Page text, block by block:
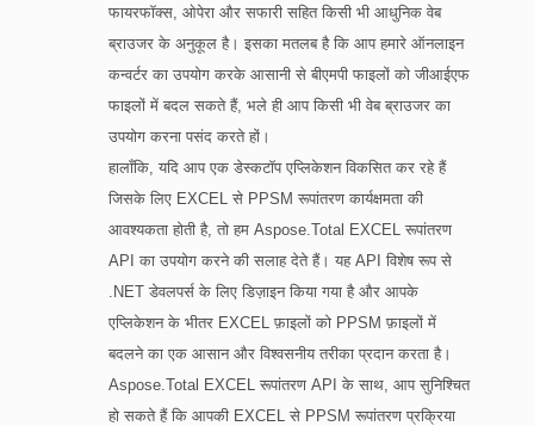
फायरफॉक्स, ओपेरा और सफारी सहित किसी भी आधुनिक वेब
ब्राउजर के अनुकूल है। इसका मतलब है कि आप हमारे ऑनलाइन
कन्वर्टर का उपयोग करके आसानी से बीएमपी फाइलों को जीआईएफ
फाइलों में बदल सकते हैं, भले ही आप किसी भी वेब ब्राउजर का
उपयोग करना पसंद करते हों।
हालाँकि, यदि आप एक डेस्कटॉप एप्लिकेशन विकसित कर रहे हैं
जिसके लिए EXCEL से PPSM रूपांतरण कार्यक्षमता की
आवश्यकता होती है, तो हम Aspose.Total EXCEL रूपांतरण
API का उपयोग करने की सलाह देते हैं। यह API विशेष रूप से
.NET डेवलपर्स के लिए डिज़ाइन किया गया है और आपके
एप्लिकेशन के भीतर EXCEL फ़ाइलों को PPSM फ़ाइलों में
बदलने का एक आसान और विश्वसनीय तरीका प्रदान करता है।
Aspose.Total EXCEL रूपांतरण API के साथ, आप सुनिश्चित
हो सकते हैं कि आपकी EXCEL से PPSM रूपांतरण प्रक्रिया